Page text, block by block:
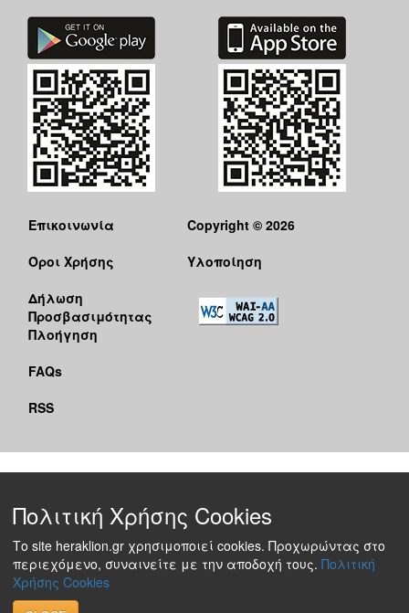
Επικοινωνία
Όροι Χρήσης
Δήλωση
Προσβασιμότητας
Πλοήγηση
FAQs
RSS
Copyright © 2026
Υλοποίηση
Πολιτική Χρήσης Cookies
Το site heraklion.gr χρησιμοποιεί cookies. Προχωρώντας στο
περιεχόμενο, συναινείτε με την αποδοχή τους. Πολιτική
Χρήσης Cookies